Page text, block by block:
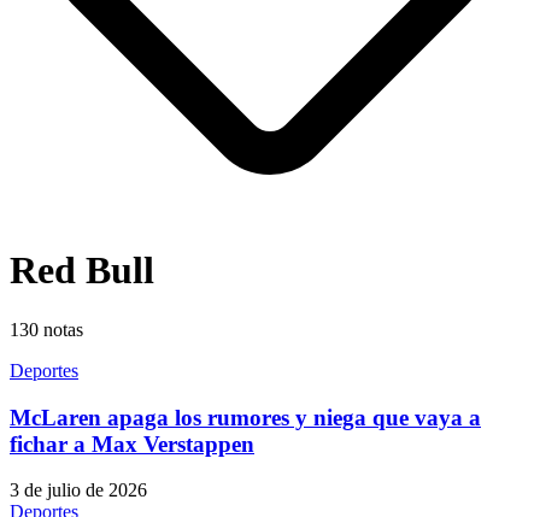
Red Bull
130 notas
Deportes
McLaren apaga los rumores y niega que vaya a
fichar a Max Verstappen
3 de julio de 2026
Deportes